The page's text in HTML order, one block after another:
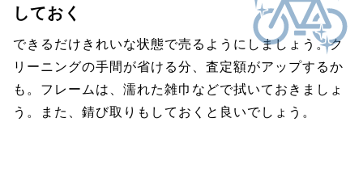
しておく
できるだけきれいな状態で売るようにしましょう。ク
リーニングの手間が省ける分、査定額がアップするか
も。フレームは、濡れた雑巾などで拭いておきましょ
う。また、錆び取りもしておくと良いでしょう。